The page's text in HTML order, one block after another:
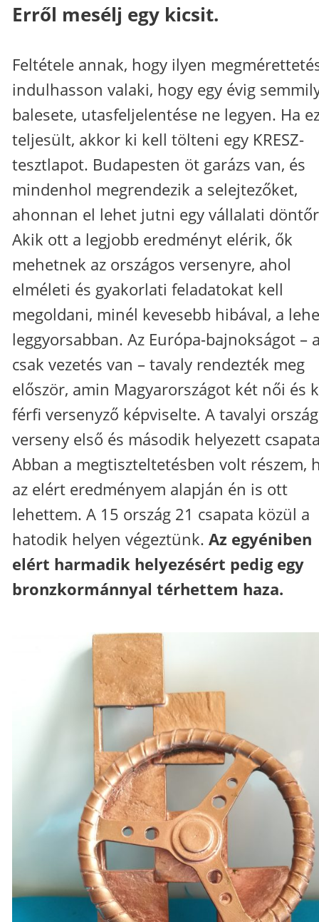
Erről mesélj egy kicsit.
Feltétele annak, hogy ilyen
indulhasson valaki, hogy egy évig
balesete, utasfeljelentése ne legyen. Ha
teljesült, akkor ki kell tölteni egy KRESZ-
tesztlapot. Budapesten öt garázs van, és
mindenhol megrendezik a selejtezőket,
ahonnan el lehet jutni egy vállalati
Akik ott a legjobb eredményt elérik, ők
mehetnek az országos versenyre, ahol
elméleti és gyakorlati feladatokat kell
megoldani, minél kevesebb hibával, a
leggyorsabban. Az Európa-bajnokságot –
csak vezetés van – tavaly rendezték meg
először, amin Magyarországot két női és
férfi versenyző képviselte. A tavalyi
verseny első és második helyezett
Abban a megtiszteltetésben volt részem,
az elért eredményem alapján én is ott
lehettem. A 15 ország 21 csapata közül a
hatodik helyen végeztünk. Az egyéniben
elért harmadik helyezésért pedig egy
bronzkormánnyal térhettem haza.